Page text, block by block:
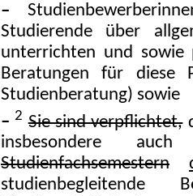
–
Studierende über
unterrichten und sowie
Beratungen für diese
Studienberatung) sowie
– 2 Sie sind verpflichtet,
insbesondere
Studienfachsemestern